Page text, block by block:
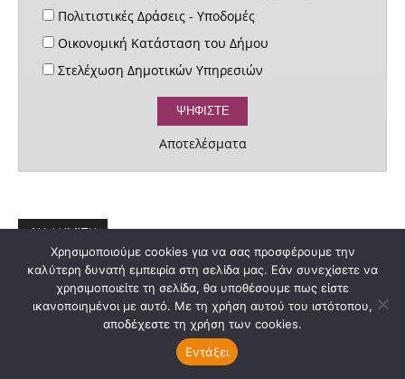
Πολιτιστικές Δράσεις - Υποδομές
Οικονομική Κατάσταση του Δήμου
Στελέχωση Δημοτικών Υπηρεσιών
Αποτελέσματα
ΔΙΑΦΗΜΙΣΗ
Δημοφιλέστερα Άρθρα
Χρησιμοποιούμε cookies για να σας προσφέρουμε την
καλύτερη δυνατή εμπειρία στη σελίδα μας. Εάν συνεχίσετε να
χρησιμοποιείτε τη σελίδα, θα υποθέσουμε πως είστε
ικανοποιημένοι με αυτό. Με τη χρήση αυτού του ιστότοπου,
αποδέχεστε τη χρήση των cookies.
Εντάξει